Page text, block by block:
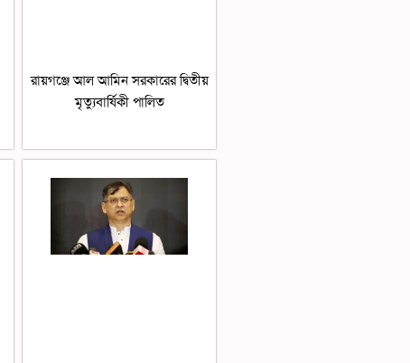
রায়গঞ্জে আল আমিন সরকারের দ্বিতীয়
মৃত্যুবার্ষিকী পালিত